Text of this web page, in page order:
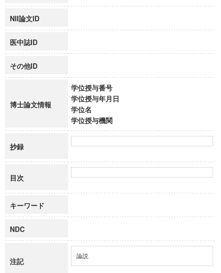
NII論文ID
医中誌ID
その他ID
博士論文情報
学位授与番号
学位授与年月日
学位名
学位授与機関
抄録
目次
キーワード
NDC
注記
論説